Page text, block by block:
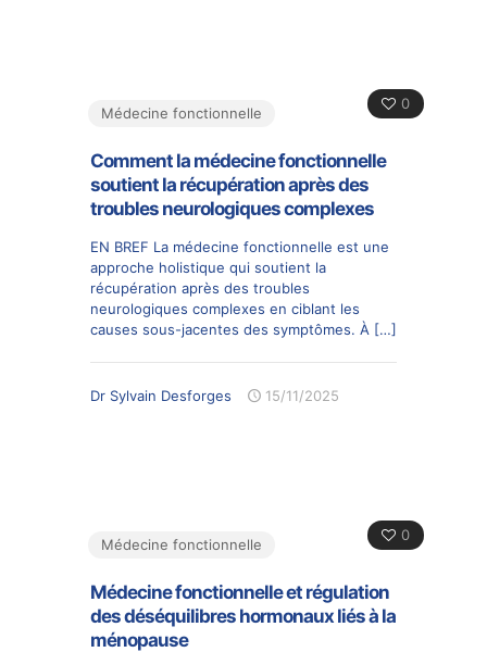
0
Médecine fonctionnelle
Comment la médecine fonctionnelle
soutient la récupération après des
troubles neurologiques complexes
EN BREF La médecine fonctionnelle est une
approche holistique qui soutient la
récupération après des troubles
neurologiques complexes en ciblant les
causes sous-jacentes des symptômes. À […]
Dr Sylvain Desforges 15/11/2025
0
Médecine fonctionnelle
Médecine fonctionnelle et régulation
des déséquilibres hormonaux liés à la
ménopause